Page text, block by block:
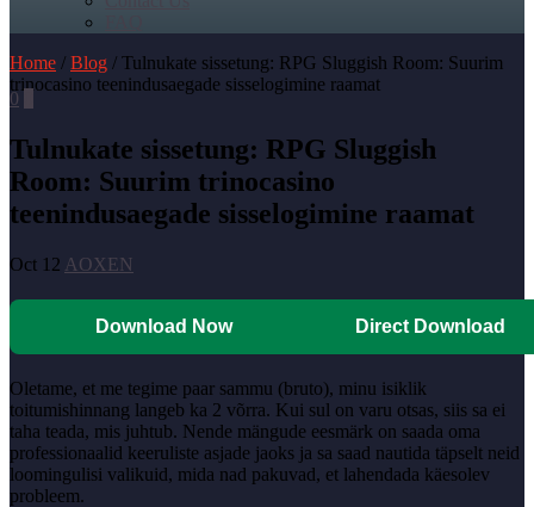
Home / Blog / Tulnukate sissetung: RPG Sluggish Room: Suurim
trinocasino teenindusaegade sisselogimine raamat
0
Tulnukate sissetung: RPG Sluggish
Room: Suurim trinocasino
teenindusaegade sisselogimine raamat
Oct 12 AOXEN
Download Now Direct Download
Oletame, et me tegime paar sammu (bruto), minu isiklik
toitumishinnang langeb ka 2 võrra. Kui sul on varu otsas, siis sa ei
taha teada, mis juhtub. Nende mängude eesmärk on saada oma
professionaalid keeruliste asjade jaoks ja sa saad nautida täpselt neid
loomingulisi valikuid, mida nad pakuvad, et lahendada käesolev
probleem.